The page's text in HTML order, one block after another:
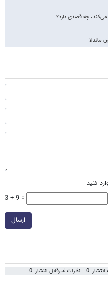
چه قصدی دارد؟
ماندلا
کنید
3 + 9 =
ارسال
0 نظرات غیرقابل انتشار: 0